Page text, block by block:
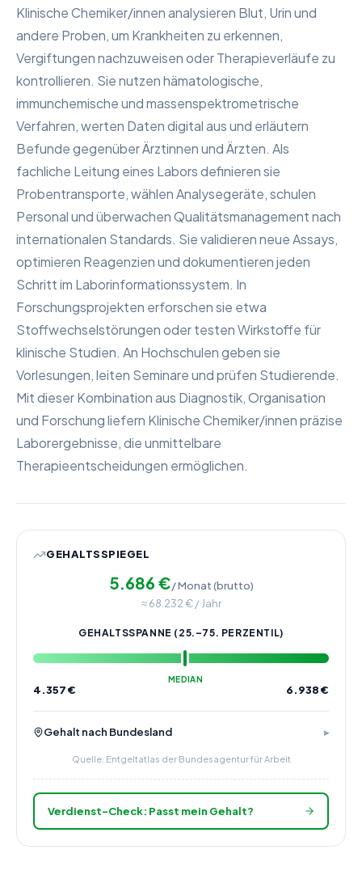
Klinische Chemiker/innen analysieren Blut, Urin und
andere Proben, um Krankheiten zu erkennen,
Vergiftungen nachzuweisen oder Therapieverläufe zu
kontrollieren. Sie nutzen hämatologische,
immunchemische und massenspektrometrische
Verfahren, werten Daten digital aus und erläutern
Befunde gegenüber Ärztinnen und Ärzten. Als
fachliche Leitung eines Labors definieren sie
Probentransporte, wählen Analysegeräte, schulen
Personal und überwachen Qualitätsmanagement nach
internationalen Standards. Sie validieren neue Assays,
optimieren Reagenzien und dokumentieren jeden
Schritt im Laborinformationssystem. In
Forschungsprojekten erforschen sie etwa
Stoffwechselstörungen oder testen Wirkstoffe für
klinische Studien. An Hochschulen geben sie
Vorlesungen, leiten Seminare und prüfen Studierende.
Mit dieser Kombination aus Diagnostik, Organisation
und Forschung liefern Klinische Chemiker/innen präzise
Laborergebnisse, die unmittelbare
Therapieentscheidungen ermöglichen.
GEHALTSSPIEGEL
5.686 €/ Monat (brutto)
≈68.232€ / Jahr
GEHALTSSPANNE (25.–75. PERZENTIL)
MEDIAN
4.357€ 6.938€
Gehalt nach Bundesland
Quelle: Entgeltatlas der Bundesagentur für Arbeit
Verdienst-Check: Passt mein Gehalt?